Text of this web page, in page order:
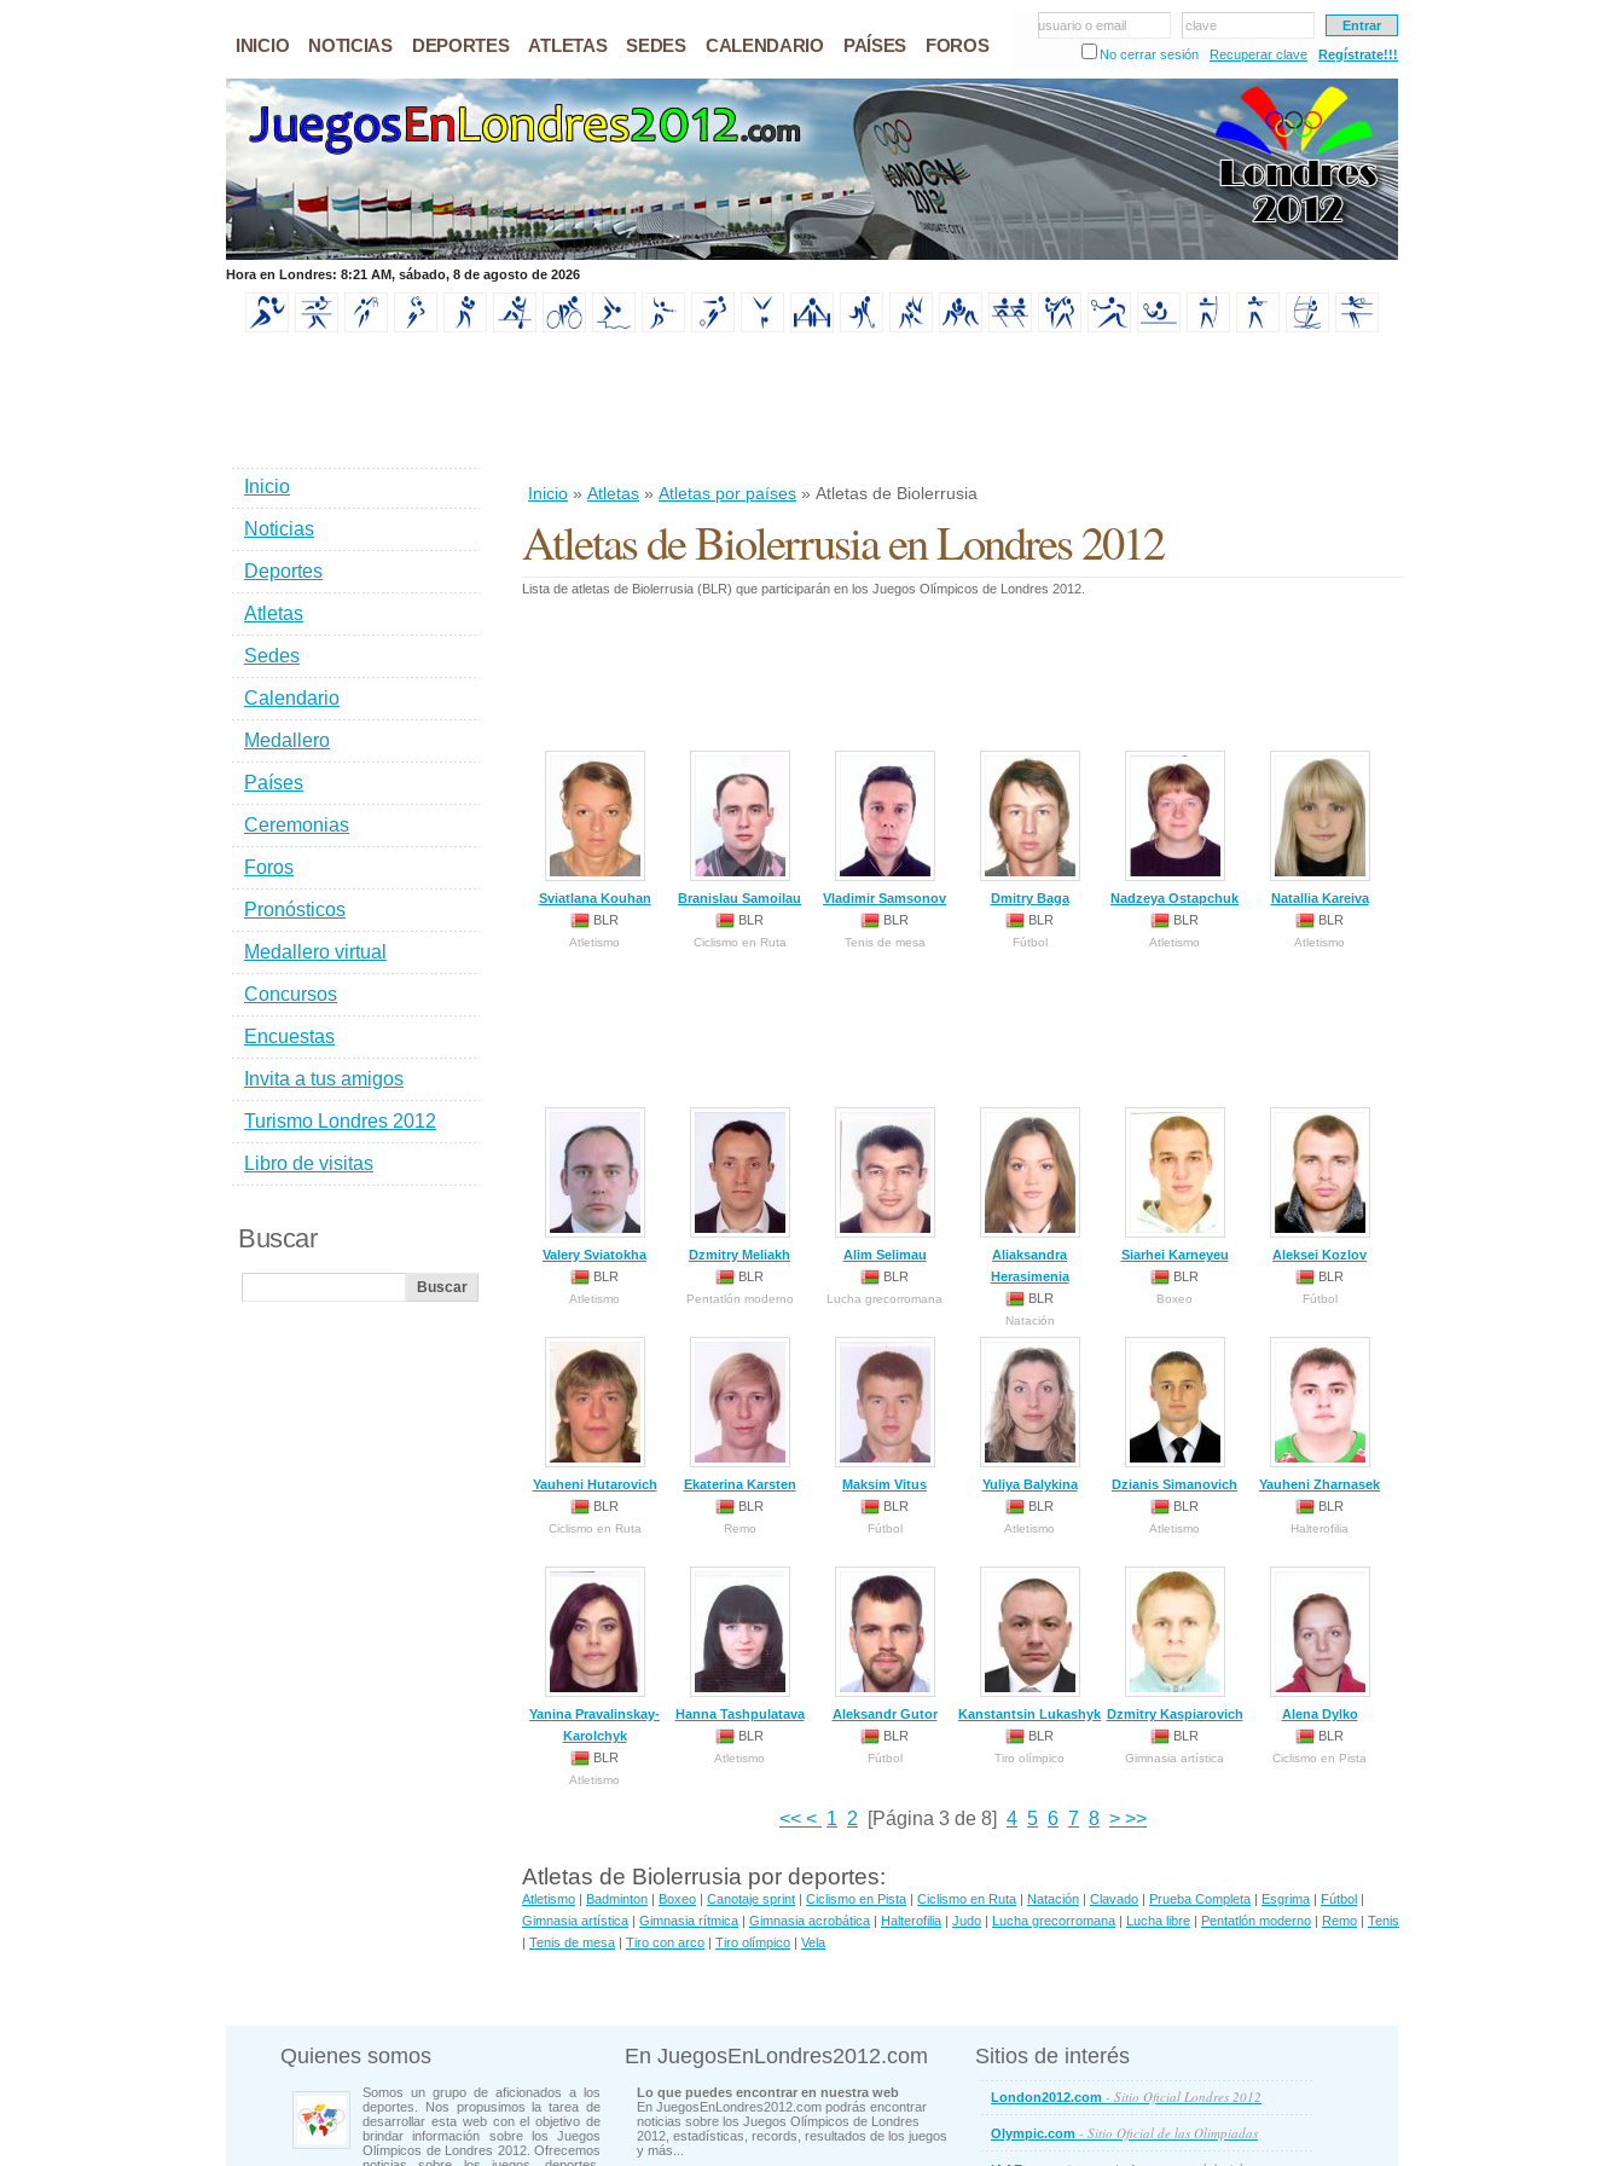
INICIO NOTICIAS DEPORTES ATLETAS SEDES CALENDARIO PAÍSES FOROS
usuario o email
clave
No cerrar sesión
Recuperar clave Regístrate!!!
Hora en Londres: 8:21 AM, sábado, 8 de agosto de 2026
Inicio » Atletas » Atletas por países » Atletas de Biolerrusia
Atletas de Biolerrusia en Londres 2012
Lista de atletas de Biolerrusia (BLR) que participarán en los Juegos Olímpicos de Londres 2012.
Sviatlana Kouhan
BLR
Atletismo
Branislau Samoilau
BLR
Ciclismo en Ruta
Vladimir Samsonov
BLR
Tenis de mesa
Dmitry Baga
BLR
Fútbol
Nadzeya Ostapchuk
BLR
Atletismo
Natallia Kareiva
BLR
Atletismo
Valery Sviatokha
BLR
Atletismo
Dzmitry Meliakh
BLR
Pentatlón moderno
Alim Selimau
BLR
Lucha grecorromana
Aliaksandra
Herasimenia
BLR
Natación
Siarhei Karneyeu
BLR
Boxeo
Aleksei Kozlov
BLR
Fútbol
Yauheni Hutarovich
BLR
Ciclismo en Ruta
Ekaterina Karsten
BLR
Remo
Maksim Vitus
BLR
Fútbol
Yuliya Balykina
BLR
Atletismo
Dzianis Simanovich
BLR
Atletismo
Yauheni Zharnasek
BLR
Halterofilia
Yanina Pravalinskay-
Karolchyk
BLR
Atletismo
Hanna Tashpulatava
BLR
Atletismo
Aleksandr Gutor
BLR
Fútbol
Kanstantsin Lukashyk
BLR
Tiro olímpico
Dzmitry Kaspiarovich
BLR
Gimnasia artística
Alena Dylko
BLR
Ciclismo en Pista
<< < 1 2 [Página 3 de 8] 4 5 6 7 8 > >>
Atletas de Biolerrusia por deportes:
Atletismo | Badminton | Boxeo | Canotaje sprint | Ciclismo en Pista | Ciclismo en Ruta | Natación | Clavado | Prueba Completa | Esgrima | Fútbol |
Gimnasia artística | Gimnasia rítmica | Gimnasia acrobática | Halterofilia | Judo | Lucha grecorromana | Lucha libre | Pentatlón moderno | Remo | Tenis
| Tenis de mesa | Tiro con arco | Tiro olímpico | Vela
Inicio
Noticias
Deportes
Atletas
Sedes
Calendario
Medallero
Países
Ceremonias
Foros
Pronósticos
Medallero virtual
Concursos
Encuestas
Invita a tus amigos
Turismo Londres 2012
Libro de visitas
Buscar
Quienes somos
Somos un grupo de aficionados a los
deportes. Nos propusimos la tarea de
desarrollar esta web con el objetivo de
brindar información sobre los Juegos
Olímpicos de Londres 2012. Ofrecemos
En JuegosEnLondres2012.com
Lo que puedes encontrar en nuestra web
En JuegosEnLondres2012.com podrás encontrar
noticias sobre los Juegos Olímpicos de Londres
2012, estadísticas, records, resultados de los juegos
y más...
Sitios de interés
London2012.com - Sitio Oficial Londres 2012
Olympic.com - Sitio Oficial de las Olimpiadas